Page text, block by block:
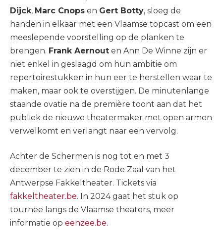
Dijck, Marc Cnops en Gert Botty, sloeg de
handen in elkaar met een Vlaamse topcast om een
meeslepende voorstelling op de planken te
brengen. Frank Aernout en Ann De Winne zijn er
niet enkel in geslaagd om hun ambitie om
repertoirestukken in hun eer te herstellen waar te
maken, maar ook te overstijgen. De minutenlange
staande ovatie na de première toont aan dat het
publiek de nieuwe theatermaker met open armen
verwelkomt en verlangt naar een vervolg.
Achter de Schermen is nog tot en met 3
december te zien in de Rode Zaal van het
Antwerpse Fakkeltheater. Tickets via
fakkeltheater.be. In 2024 gaat het stuk op
tournee langs de Vlaamse theaters, meer
informatie op eenzee.be.